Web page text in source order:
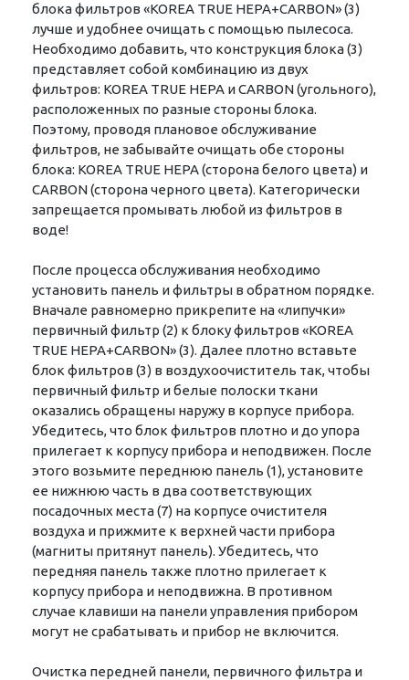
блока фильтров «KOREA TRUE НЕРА+CARBON» (3)
лучше и удобнее очищать с помощью пылесоса.
Необходимо добавить, что конструкция блока (3)
представляет собой комбинацию из двух
фильтров: KOREA TRUE HEPA и CARBON (угольного),
расположенных по разные стороны блока.
Поэтому, проводя плановое обслуживание
фильтров, не забывайте очищать обе стороны
блока: KOREA TRUE HEPA (сторона белого цвета) и
CARBON (сторона черного цвета). Категорически
запрещается промывать любой из фильтров в
воде!
После процесса обслуживания необходимо
установить панель и фильтры в обратном порядке.
Вначале равномерно прикрепите на «липучки»
первичный фильтр (2) к блоку фильтров «KOREA
TRUE НЕРА+CARBON» (3). Далее плотно вставьте
блок фильтров (3) в воздухоочиститель так, чтобы
первичный фильтр и белые полоски ткани
оказались обращены наружу в корпусе прибора.
Убедитесь, что блок фильтров плотно и до упора
прилегает к корпусу прибора и неподвижен. После
этого возьмите переднюю панель (1), установите
ее нижнюю часть в два соответствующих
посадочных места (7) на корпусе очистителя
воздуха и прижмите к верхней части прибора
(магниты притянут панель). Убедитесь, что
передняя панель также плотно прилегает к
корпусу прибора и неподвижна. В противном
случае клавиши на панели управления прибором
могут не срабатывать и прибор не включится.
Очистка передней панели, первичного фильтра и